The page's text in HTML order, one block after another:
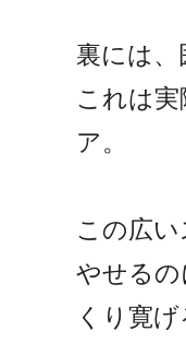
裏には
これは
ア。
この広
やせる
くり寛